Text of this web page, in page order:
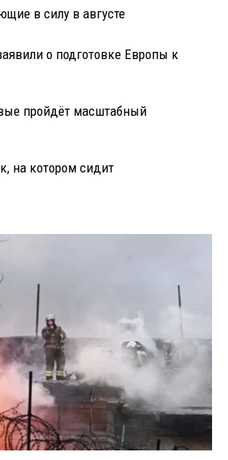
в силу в августе
о подготовке Европы к
пройдёт масштабный
на котором сидит